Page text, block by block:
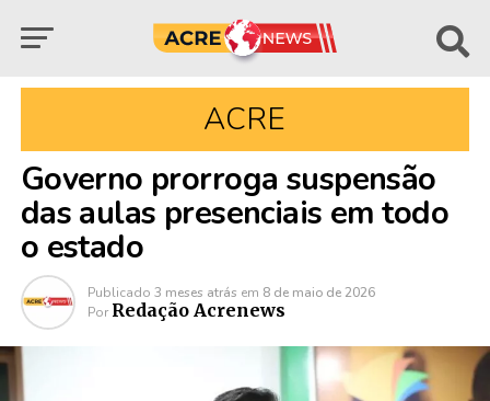
ACRE
Governo prorroga suspensão
das aulas presenciais em todo
o estado
Publicado 3 meses atrás em 8 de maio de 2026
Por Redação Acrenews